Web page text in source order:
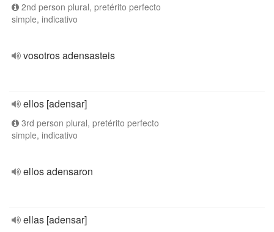
2nd person plural, pretérito perfecto
simple, indicativo
vosotros adensasteis
ellos [adensar]
3rd person plural, pretérito perfecto
simple, indicativo
ellos adensaron
ellas [adensar]